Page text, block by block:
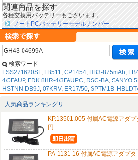
関連商品を探す
各種交換用バッテリーもございます。
ノートPCバッテリーモデルナンバー
検索ワード
LSS271620SF, FB511, CP1454, HB3-875mAh,
4/5FAUP, FDK 8HR-4/3FAUPC, RSC-BA, SANYO
HSTNN-DB9J, 07KRV, ER17/50, SPTM1B,
人気商品ランキングリ
KP.13501.005 付属AC電源アダ
円
PA-1131-16 付属AC電源アダプ